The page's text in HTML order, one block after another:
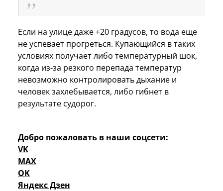
Если на улице даже +20 градусов, то вода еще
не успевает прогреться. Купающийся в таких
условиях получает либо температурный шок,
когда из-за резкого перепада температур
невозможно контролировать дыхание и
человек захлебывается, либо гибнет в
результате судорог.
Добро пожаловать в наши соцсети:
VK
MAX
OK
Яндекс Дзен